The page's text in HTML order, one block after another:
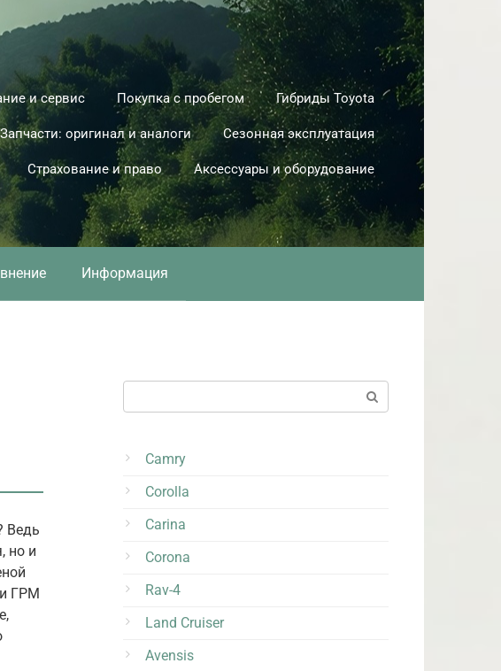
и сервис Покупка с пробегом Гибриды Toyota
Запчасти: оригинал и аналоги Сезонная эксплуатация
Страхование и право Аксессуары и оборудование
Информация
Ведь
но и
ГРМ
Camry
Corolla
Carina
Corona
Rav-4
Land Cruiser
Avensis